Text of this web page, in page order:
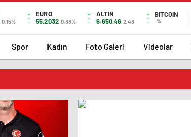
0.15%
EURO
55,2032 0.33%
ALTIN
6.650,46 2,43
BITCOIN
%
Spor Kadın Foto Galeri Videolar